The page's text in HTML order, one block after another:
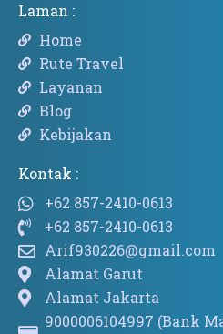
Laman :
Home
Rute Travel
Layanan
Blog
Kebijakan
Kontak :
+62 857-2410-0613
+62 857-2410-0613
Arif930226@gmail.com
Alamat Garut
Alamat Jakarta
9000006104997 (Bank